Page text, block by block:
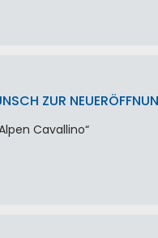
ZUR
Cavallino“